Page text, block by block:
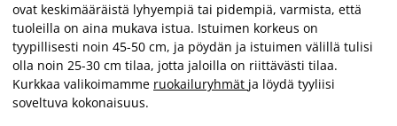
ovat keskimääräistä lyhyempiä tai pidempiä, varmista, että
tuoleilla on aina mukava istua. Istuimen korkeus on
tyypillisesti noin 45-50 cm, ja pöydän ja istuimen välillä tulisi
olla noin 25-30 cm tilaa, jotta jaloilla on riittävästi tilaa.
Kurkkaa valikoimamme ruokailuryhmät ja löydä tyyliisi
soveltuva kokonaisuus.